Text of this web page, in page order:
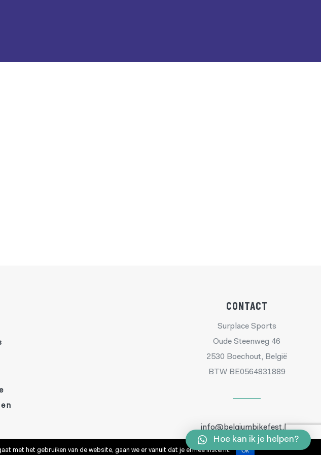
CONTACT
Surplace Sports
Oude Steenweg 46
2530 Boechout, België
BTW BE0564831889
info@belgiumbikefest.be
Tel. +32 (0)496 784709
Hoe kan ik je helpen?
met het gebruiken van de website, gaan we er vanuit dat je ermee instemt. Ok